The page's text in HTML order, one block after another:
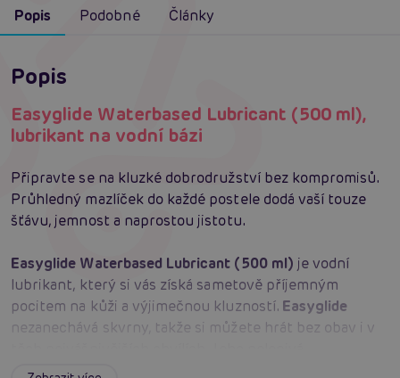
Popis Podobné Články
Popis
Easyglide Waterbased Lubricant (500 ml),
lubrikant na vodní bázi
Připravte se na kluzké dobrodružství bez kompromisů.
Průhledný mazlíček do každé postele dodá vaší touze
šťávu, jemnost a naprostou jistotu.
Easyglide Waterbased Lubricant (500 ml) je vodní
lubrikant, který si vás získá sametově příjemným
pocitem na kůži a výjimečnou kluzností. Easyglide
nezanechává skvrny, takže si můžete hrát bez obav i v
konzistence hladí tělo a nechává prsty i hračky volně